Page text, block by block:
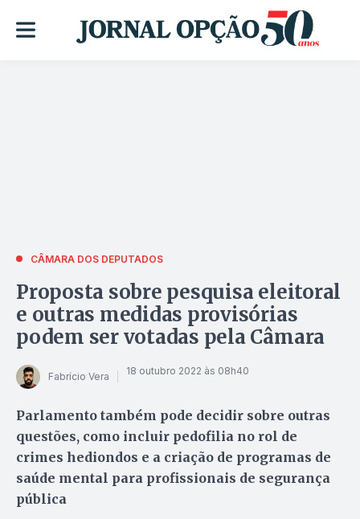
CÂMARA DOS DEPUTADOS
Proposta sobre pesquisa eleitoral
e outras medidas provisórias
podem ser votadas pela Câmara
Fabrício Vera 18 outubro 2022 às 08h40
Parlamento também pode decidir sobre outras
questões, como incluir pedofilia no rol de
crimes hediondos e a criação de programas de
saúde mental para profissionais de segurança
pública